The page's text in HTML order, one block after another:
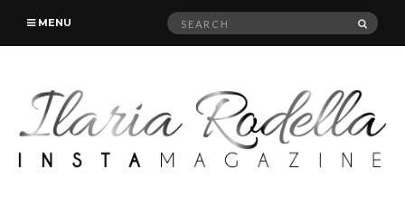
MENU
Search